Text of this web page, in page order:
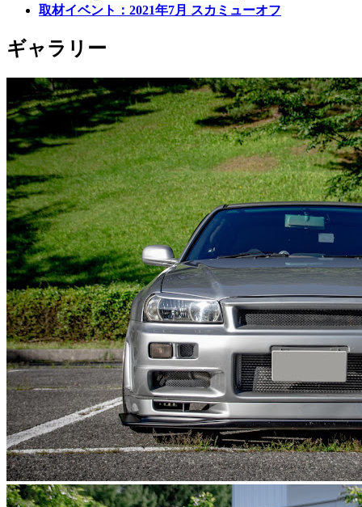
取材イベント：2021年7月 スカミューオフ
ギャラリー